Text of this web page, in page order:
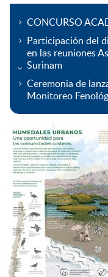
CONCURSO
Participación del
en las reuniones
Surinam
Ceremonia de
Monitoreo